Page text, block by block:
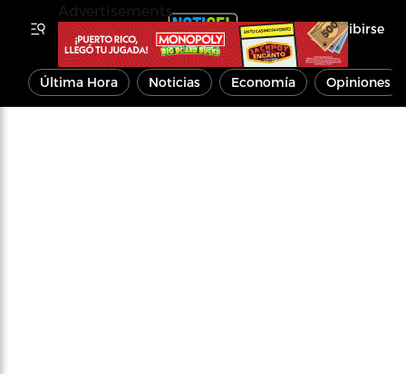
Inscribirse
Última Hora Noticias Economía Opiniones
Advertisements